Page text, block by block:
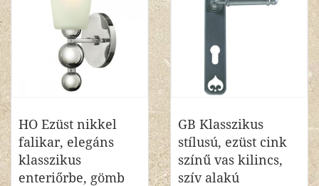
HO Ezüst nikkel
falikar, elegáns
klasszikus
enteriőrbe, gömb
GB Klasszikus
stílusú, ezüst cink
színű vas kilincs,
szív alakú